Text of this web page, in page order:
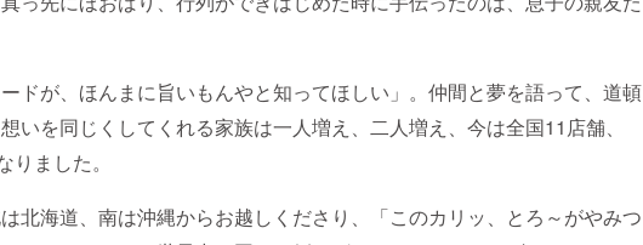
ードが、ほんまに旨いもんやと知ってほしい」。仲間と夢を語って、道頓
いを同じくしてくれる家族は一人増え、二人増え、今は全国11店舗、
ました。
北海道、南は沖縄からお越しくださり、「このカリッ、とろ～がやみつ